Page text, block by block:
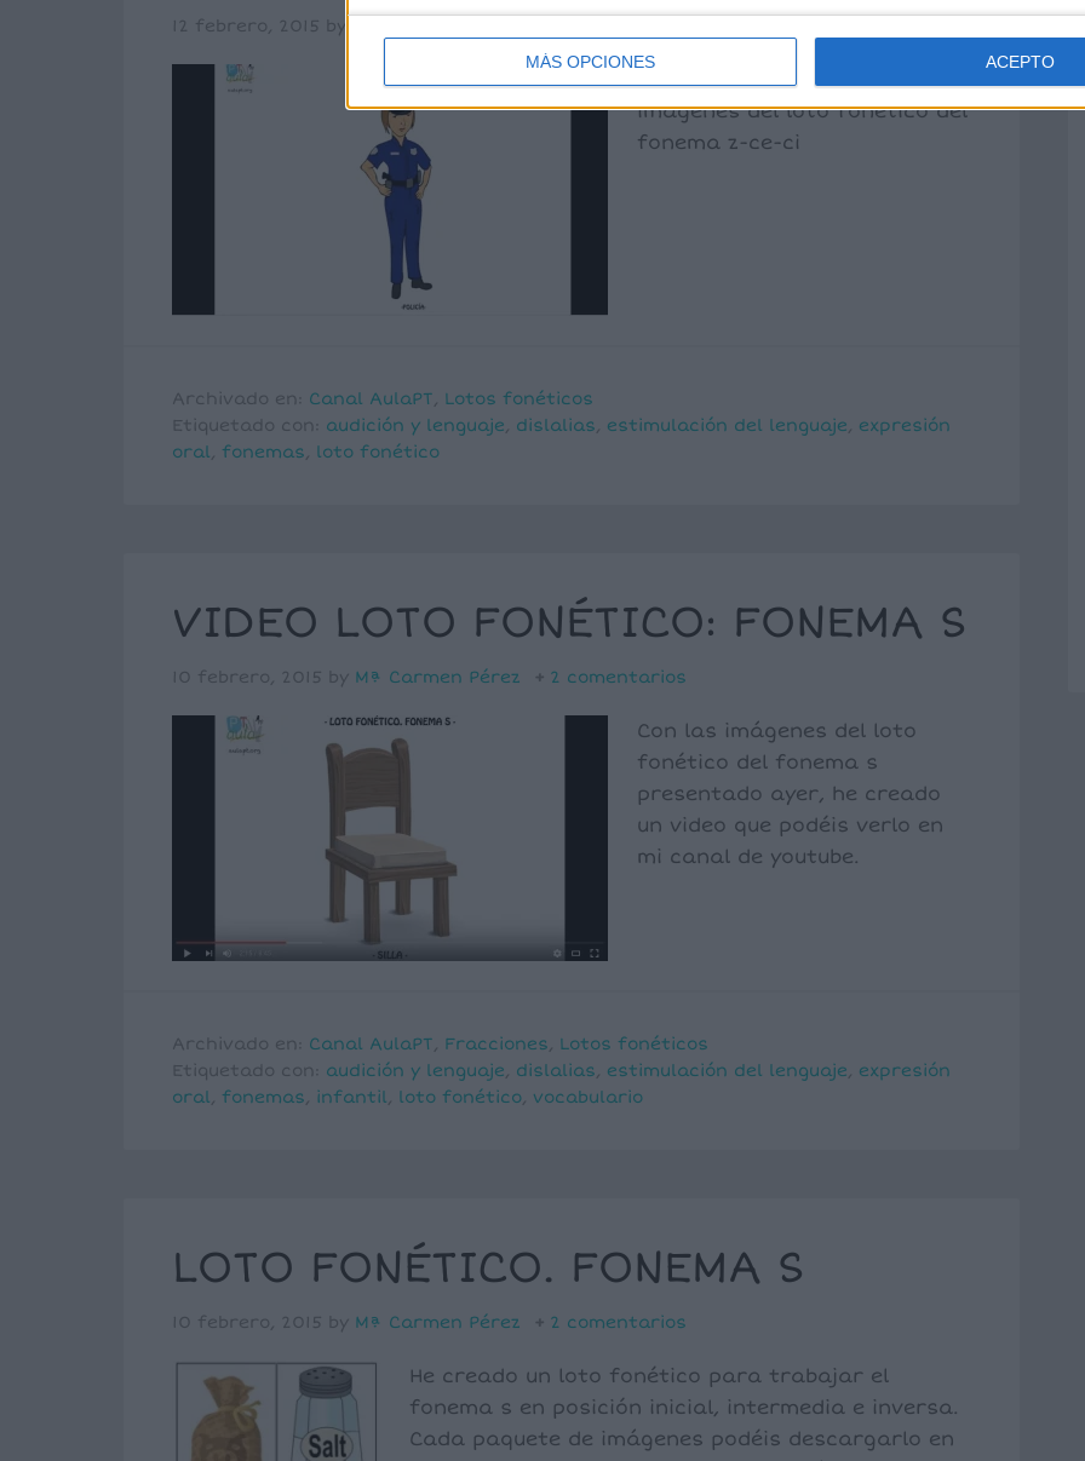
MÁS OPCIONES ACEPTO
12 febrero, 2015 by
Nuevo video que recoge las
imágenes del loto fonético del
fonema z-ce-ci
Archivado en: Canal AulaPT, Lotos fonéticos
Etiquetado con: audición y lenguaje, dislalias, estimulación del lenguaje, expresión
oral, fonemas, loto fonético
VIDEO LOTO FONÉTICO: FONEMA S
10 febrero, 2015 by Mª Carmen Pérez 2 comentarios
Con las imágenes del loto
fonético del fonema s
presentado ayer, he creado
un video que podéis verlo en
mi canal de youtube.
Archivado en: Canal AulaPT, Fracciones, Lotos fonéticos
Etiquetado con: audición y lenguaje, dislalias, estimulación del lenguaje, expresión
oral, fonemas, infantil, loto fonético, vocabulario
LOTO FONÉTICO. FONEMA S
10 febrero, 2015 by Mª Carmen Pérez 2 comentarios
He creado un loto fonético para trabajar el
fonema s en posición inicial, intermedia e inversa.
Cada paquete de imágenes podéis descargarlo en